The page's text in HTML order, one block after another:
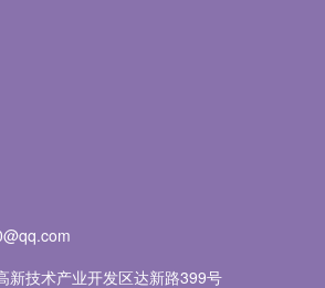
新技术产业开发区达新路399号